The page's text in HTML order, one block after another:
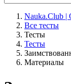
Nauka.Club |
Все тесты
Тесты
Тесты
Материалы